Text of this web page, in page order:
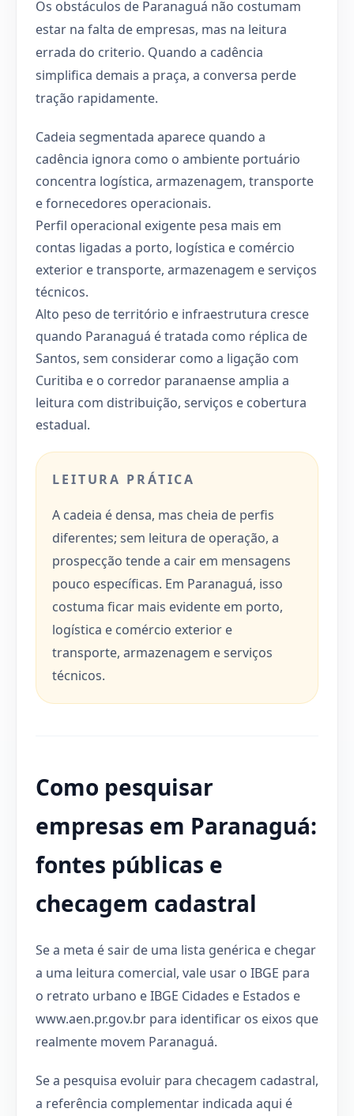
Os obstáculos de Paranaguá não costumam
estar na falta de empresas, mas na leitura
errada do criterio. Quando a cadência
simplifica demais a praça, a conversa perde
tração rapidamente.
Cadeia segmentada aparece quando a
cadência ignora como o ambiente portuário
concentra logística, armazenagem, transporte
e fornecedores operacionais.
Perfil operacional exigente pesa mais em
contas ligadas a porto, logística e comércio
exterior e transporte, armazenagem e serviços
técnicos.
Alto peso de território e infraestrutura cresce
quando Paranaguá é tratada como réplica de
Santos, sem considerar como a ligação com
Curitiba e o corredor paranaense amplia a
leitura com distribuição, serviços e cobertura
estadual.
LEITURA PRÁTICA
A cadeia é densa, mas cheia de perfis
diferentes; sem leitura de operação, a
prospecção tende a cair em mensagens
pouco específicas. Em Paranaguá, isso
costuma ficar mais evidente em porto,
logística e comércio exterior e
transporte, armazenagem e serviços
técnicos.
Como pesquisar
empresas em Paranaguá:
fontes públicas e
checagem cadastral
Se a meta é sair de uma lista genérica e chegar
a uma leitura comercial, vale usar o IBGE para
o retrato urbano e IBGE Cidades e Estados e
www.aen.pr.gov.br para identificar os eixos que
realmente movem Paranaguá.
Se a pesquisa evoluir para checagem cadastral,
a referência complementar indicada aqui é